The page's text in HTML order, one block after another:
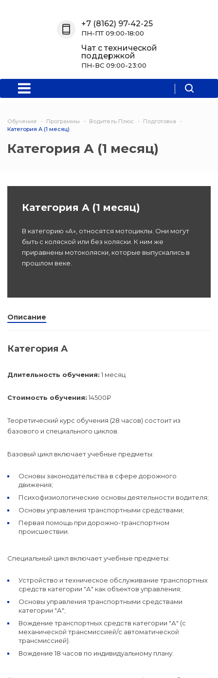
Программы
Мероприятия
Информация
+7 (8162) 97-42-25
ПН-ПТ 09:00-18:00
Чат с технической
поддержкой
ПН-ВС 09:00-23:00
Обучение Программы Водитель Плюс
Подготовка
Категория А (1 месяц)
Категория А (1 месяц)
Категория А (1 месяц)
В категорию «А», относятся мотоциклы. Они могут
быть с коляской или без коляски. К ним же
приравнены мотоколяски, которые выпускались в
прошлом веке.
Описание
Категория А
Длительность обучения: 1 месяц
Стоимость обучения: 14500₽
Теоретический курс обучения (28 часов) состоит из
базового и специального циклов.
Базовый цикл включает учебные предметы:
Основы законодательства в сфере дорожного
движения;
Психофизиологические основы деятельности водителя;
Основы управления транспортными средствами;
Первая помощь при дорожно-транспортном
происшествии.
Специальный цикл включает учебные предметы:
Устройство и техническое обслуживание транспортных
средств категории "А" как объектов управления;
Основы управления транспортными средствами
категории "А";
Вождение транспортных средств категории "А" (с
механической трансмиссией/с автоматической
трансмиссией).
Вождение 18 часов по индивидуальному плану.